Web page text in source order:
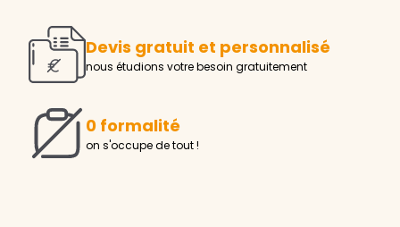
Devis gratuit et personnalisé
nous étudions votre besoin gratuitement
0 formalité
on s'occupe de tout !